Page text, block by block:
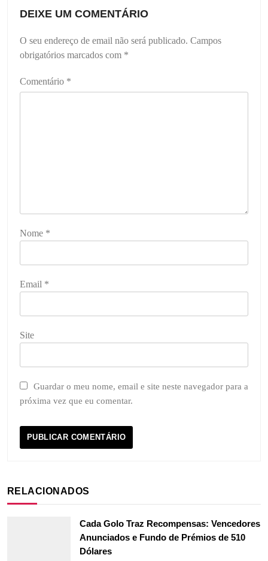
DEIXE UM COMENTÁRIO
O seu endereço de email não será publicado. Campos
obrigatórios marcados com *
Comentário *
Nome *
Email *
Site
Guardar o meu nome, email e site neste navegador para a
próxima vez que eu comentar.
RELACIONADOS
Cada Golo Traz Recompensas: Vencedores
Anunciados e Fundo de Prémios de 510
Dólares